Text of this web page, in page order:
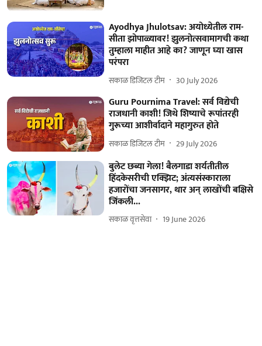
Ayodhya Jhulotsav: अयोध्येतील राम-
सीता झोपाळ्यावर! झुलनोत्सवामागची कथा
तुम्हाला माहीत आहे का? जाणून घ्या खास
परंपरा
सकाळ डिजिटल टीम 30 July 2026
Guru Pournima Travel: सर्व विद्येची
राजधानी काशी! जिथे शिष्याचे रूपांतरही
गुरूच्या आशीर्वादाने महागुरुत होते
सकाळ डिजिटल टीम 29 July 2026
बुलेट छब्या गेला! बैलगाडा शर्यतीतील
हिंदकेसरीची एक्झिट; अंत्यसंस्काराला
हजारोंचा जनसागर, थार अन् लाखोंची बक्षिसे
जिंकली...
सकाळ वृत्तसेवा 19 June 2026